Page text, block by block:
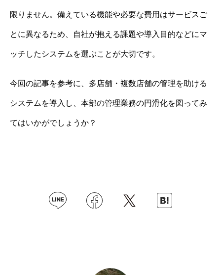
限りません。備えている機能や必要な費用はサービスご
とに異なるため、自社が抱える課題や導入目的などにマ
ッチしたシステムを選ぶことが大切です。
今回の記事を参考に、多店舗・複数店舗の管理を助ける
システムを導入し、本部の管理業務の円滑化を図ってみ
てはいかがでしょうか？